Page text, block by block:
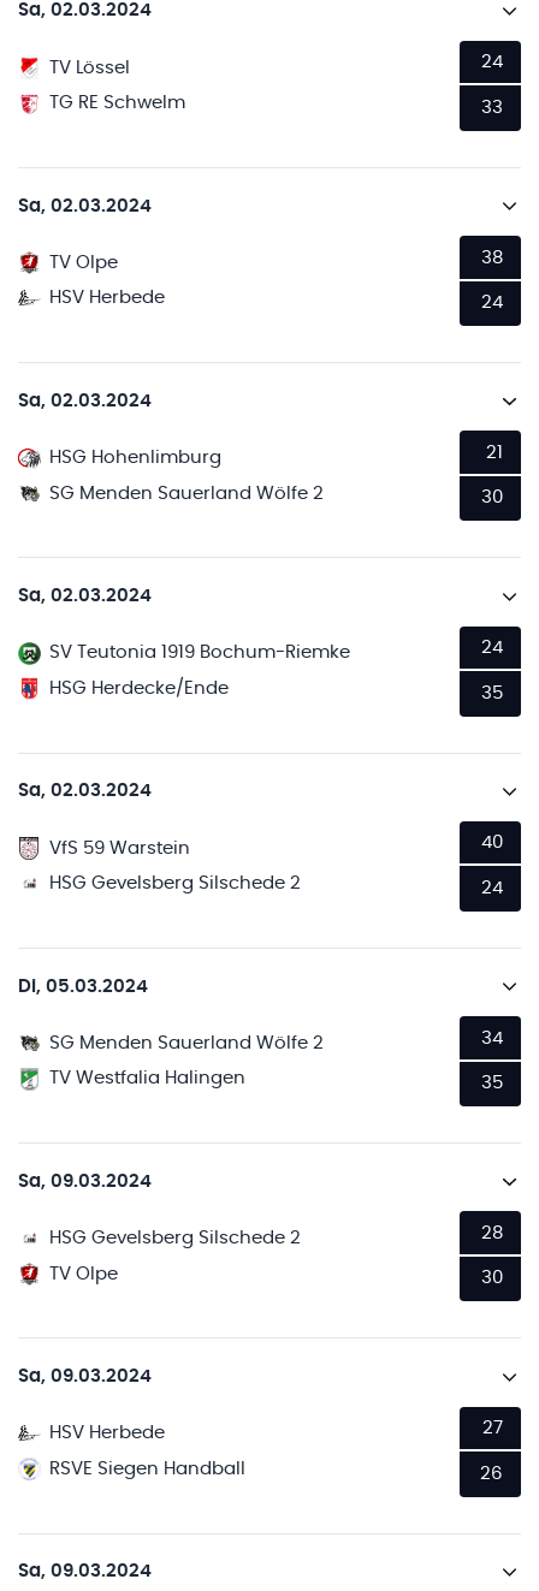
Sa, 02.03.2024
TV Lössel
TG RE Schwelm
24
33
Sa, 02.03.2024
TV Olpe
HSV Herbede
38
24
Sa, 02.03.2024
HSG Hohenlimburg
SG Menden Sauerland Wölfe 2
21
30
Sa, 02.03.2024
SV Teutonia 1919 Bochum-Riemke
HSG Herdecke/Ende
24
35
Sa, 02.03.2024
VfS 59 Warstein
HSG Gevelsberg Silschede 2
40
24
Di, 05.03.2024
SG Menden Sauerland Wölfe 2
TV Westfalia Halingen
34
35
Sa, 09.03.2024
HSG Gevelsberg Silschede 2
TV Olpe
28
30
Sa, 09.03.2024
HSV Herbede
RSVE Siegen Handball
27
26
Sa, 09.03.2024